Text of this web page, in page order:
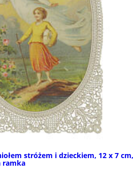
stróżem i dzieckiem, 12 x 7 cm,
ramka